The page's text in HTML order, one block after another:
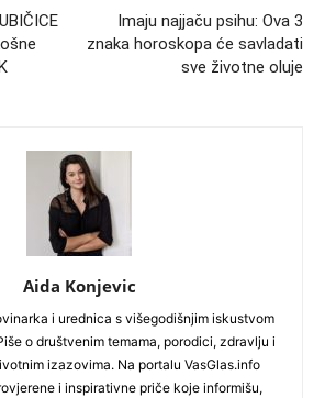
Imaju najjaču psihu: Ova 3
znaka horoskopa će savladati
sve životne oluje
Aida Konjevic
i urednica s višegodišnjim iskustvom
o društvenim temama, porodici, zdravlju i
izazovima. Na portalu VasGlas.info
i inspirativne priče koje informišu,